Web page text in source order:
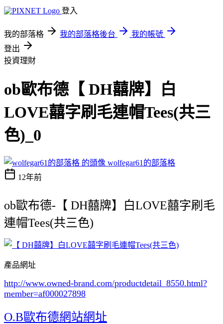
登入
我的部落格 我的部落格後台
我的帳號
登出
投資理財
ob歐布德【 DH囍牌】白
LOVE囍字刷毛連帽Tees(共三
色)_0
wolfegar61的部落格
12年前
ob歐布德-【 DH囍牌】白LOVE囍字刷毛
連帽Tees(共三色)
產品網址
http://www.owned-brand.com/productdetail_8550.html?
member=af000027898
O.B歐布德網站網址